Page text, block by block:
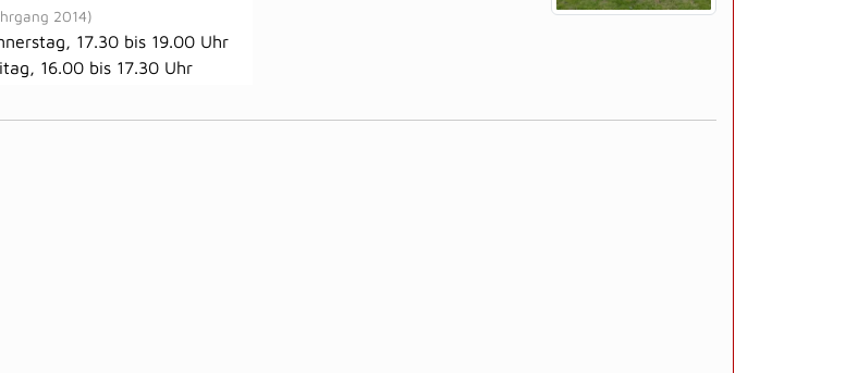
2014)
17.30 bis 19.00 Uhr
16.00 bis 17.30 Uhr